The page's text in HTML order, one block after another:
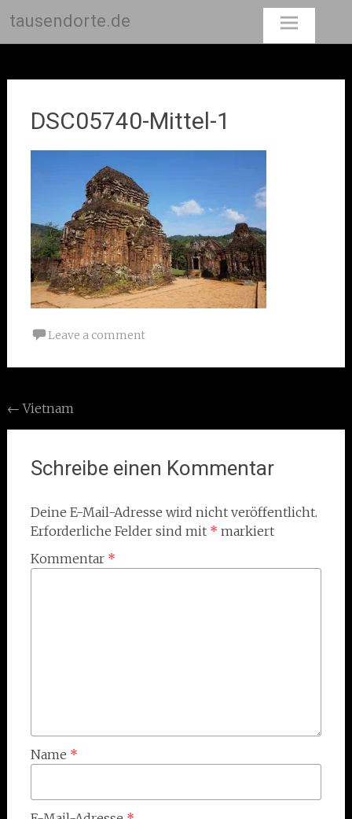
tausendorte.de
DSC05740-Mittel-1
Leave a comment
Post
navigation
← Vietnam
Schreibe einen Kommentar
Deine E-Mail-Adresse wird nicht veröffentlicht.
Erforderliche Felder sind mit * markiert
Kommentar *
Name *